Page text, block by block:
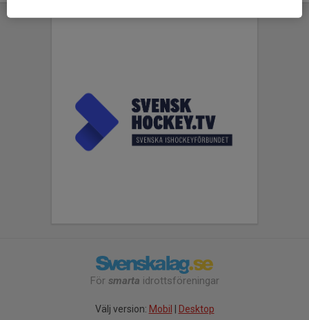
För smarta idrottsföreningar
Välj version: Mobil Desktop